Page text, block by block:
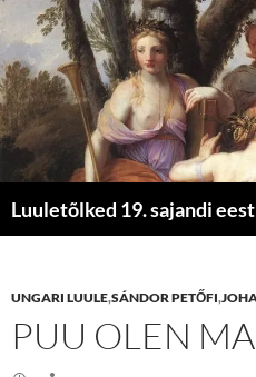
Luuletõlked 19. sajandi
UNGARI LUULE,SÁNDOR PETŐFI,
PUU OLEN